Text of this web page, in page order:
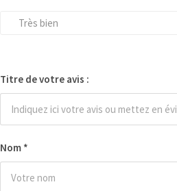
Nom *
Très bien
Titre de votre avis :